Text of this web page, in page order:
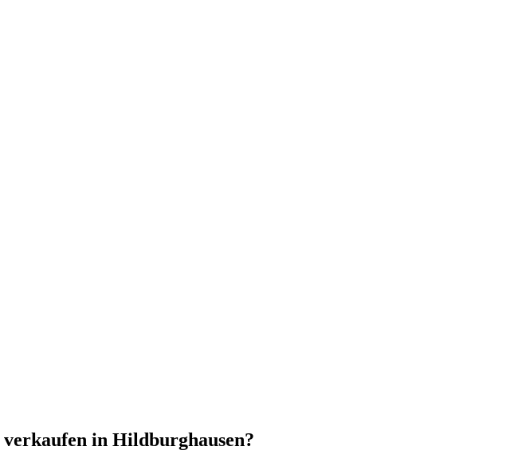
in Hildburghausen?